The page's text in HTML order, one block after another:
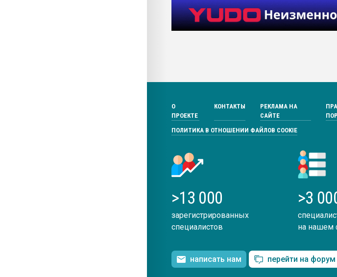
О
ПРОЕКТЕ
КОНТАКТЫ
РЕКЛАМА НА
САЙТЕ
ПОЛИТИКА В ОТНОШЕНИИ ФАЙЛОВ COOKIE
>13 000
зарегистрированных
специалистов
>3
на нашем
написать нам перейти на форум